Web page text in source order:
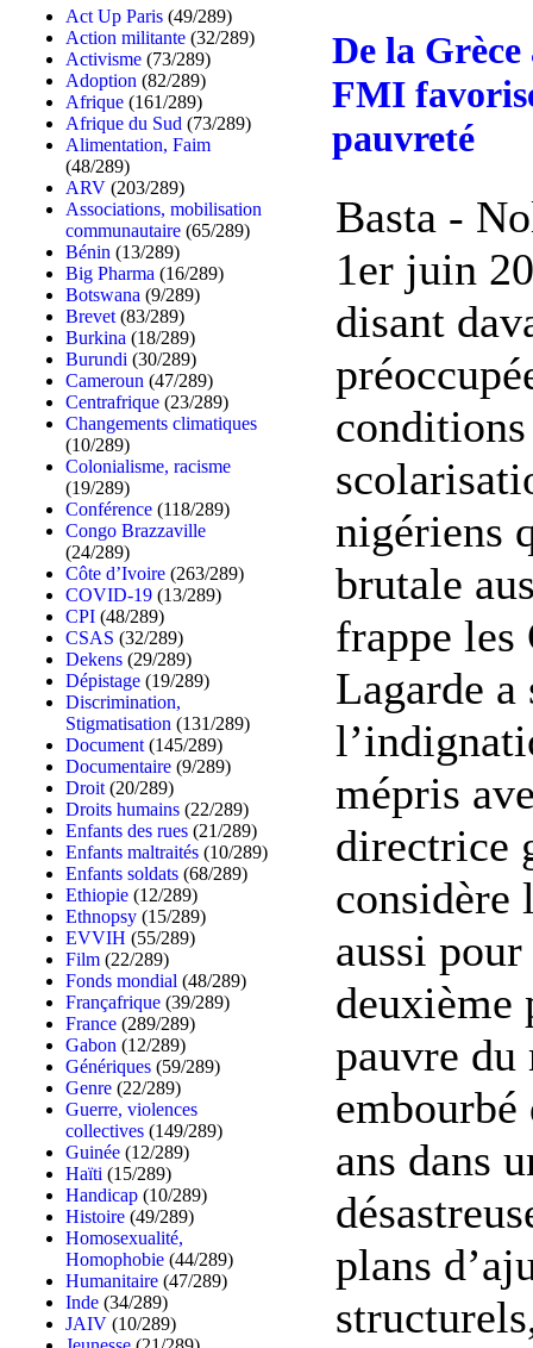
Act Up Paris (49/289)
Action militante (32/289)
Activisme (73/289)
Adoption (82/289)
Afrique (161/289)
Afrique du Sud (73/289)
Alimentation, Faim
(48/289)
ARV (203/289)
Associations, mobilisation
communautaire (65/289)
Bénin (13/289)
Big Pharma (16/289)
Botswana (9/289)
Brevet (83/289)
Burkina (18/289)
Burundi (30/289)
Cameroun (47/289)
Centrafrique (23/289)
Changements climatiques
(10/289)
Colonialisme, racisme
(19/289)
Conférence (118/289)
Congo Brazzaville
(24/289)
Côte d’Ivoire (263/289)
COVID-19 (13/289)
CPI (48/289)
CSAS (32/289)
Dekens (29/289)
Dépistage (19/289)
Discrimination,
Stigmatisation (131/289)
Document (145/289)
Documentaire (9/289)
Droit (20/289)
Droits humains (22/289)
Enfants des rues (21/289)
Enfants maltraités (10/289)
Enfants soldats (68/289)
Ethiopie (12/289)
Ethnopsy (15/289)
EVVIH (55/289)
Film (22/289)
Fonds mondial (48/289)
Françafrique (39/289)
France (289/289)
Gabon (12/289)
Génériques (59/289)
Genre (22/289)
Guerre, violences
collectives (149/289)
Guinée (12/289)
Haïti (15/289)
Handicap (10/289)
Histoire (49/289)
Homosexualité,
Homophobie (44/289)
Humanitaire (47/289)
Inde (34/289)
JAIV (10/289)
De la
FMI
pauvreté
Basta -
1er juin
disant
nigériens
brutale
frappe les
Lagarde a
mépris
directrice
considère
aussi
deuxième
pauvre du
ans dans
plans